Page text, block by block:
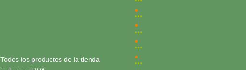
Todos los productos de la tienda